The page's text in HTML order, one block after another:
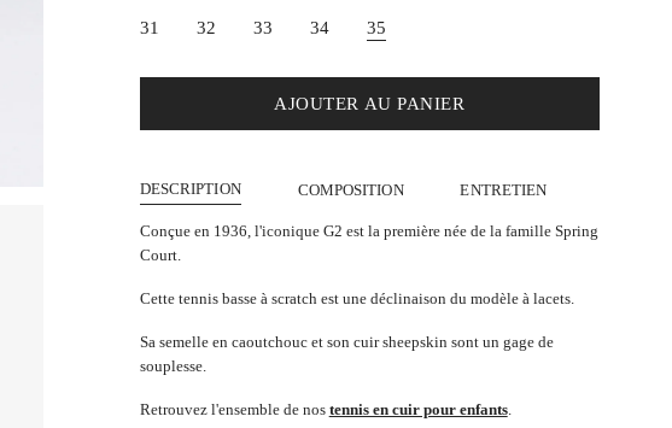
31
32 33 34 35
AJOUTER AU PANIER
DESCRIPTION COMPOSITION ENTRETIEN
Conçue en 1936, l'iconique G2 est la première née de la famille Spring
Court.
Cette tennis basse à scratch est une déclinaison du modèle à lacets.
Sa semelle en caoutchouc et son cuir sheepskin sont un gage de
souplesse.
Retrouvez l'ensemble de nos tennis en cuir pour enfants.